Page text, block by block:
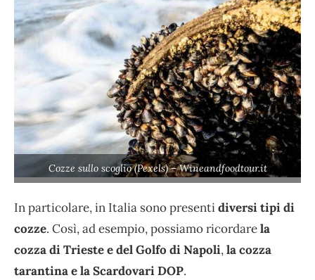
Cozze sullo scoglio (Pexels) – Wineandfoodtour.it
In particolare, in Italia sono presentidiversi tipi di
cozze. Così, ad esempio, possiamo ricordarela
cozza di Trieste e del Golfo di Napoli,la cozza
tarantinae la Scardovari DOP.